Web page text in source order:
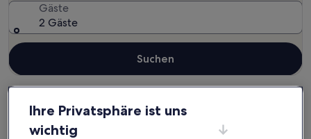
Gäste
2 Gäste
Suchen
Okaloosa Island
Ihre Privatsphäre ist uns
wichtig